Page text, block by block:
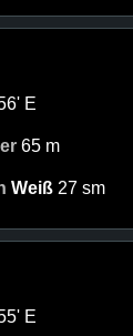
E
65 m
Weiß 27 sm
E